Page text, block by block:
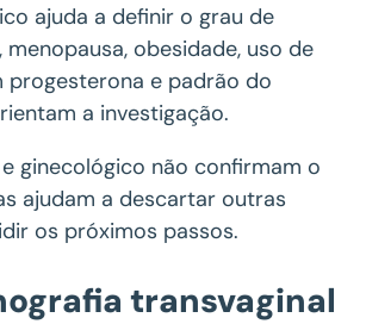
ajuda a definir o grau de
menopausa, obesidade, uso de
progesterona e padrão do
a investigação.
ginecológico não confirmam o
ajudam a descartar outras
os próximos passos.
transvaginal